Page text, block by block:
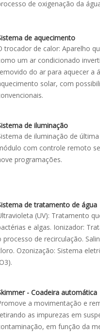
de oxigenação da
de aquecimento
trocador de calor: Aparelho
um ar condicionado
do ar para aquecer a
solar, com
de iluminação
de iluminação de
com controle remoto
programações.
de tratamento de água
(UV): Tratamento
e algas. Ionizador:
processo de recirculação.
Ozonização: Sistema
- Coadeira automática
a movimentação e
as impurezas em
em função da